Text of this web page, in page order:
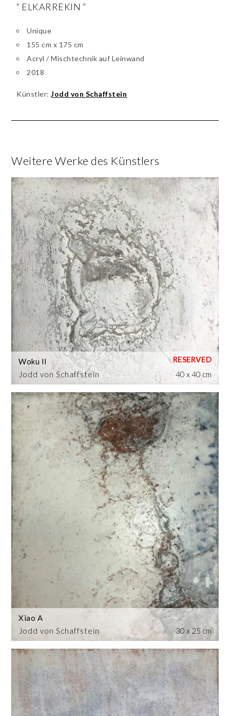
“ ELKARREKIN ”
Unique
155 cm x 175 cm
Acryl / Mischtechnik auf Leinwand
2018
Künstler:Jodd von Schaffstein
Weitere Werke des Künstlers
Jodd von Schaffstein
Woku II
40 x 40 cm
Jodd von Schaffstein
Xiao A
30 x 25 cm